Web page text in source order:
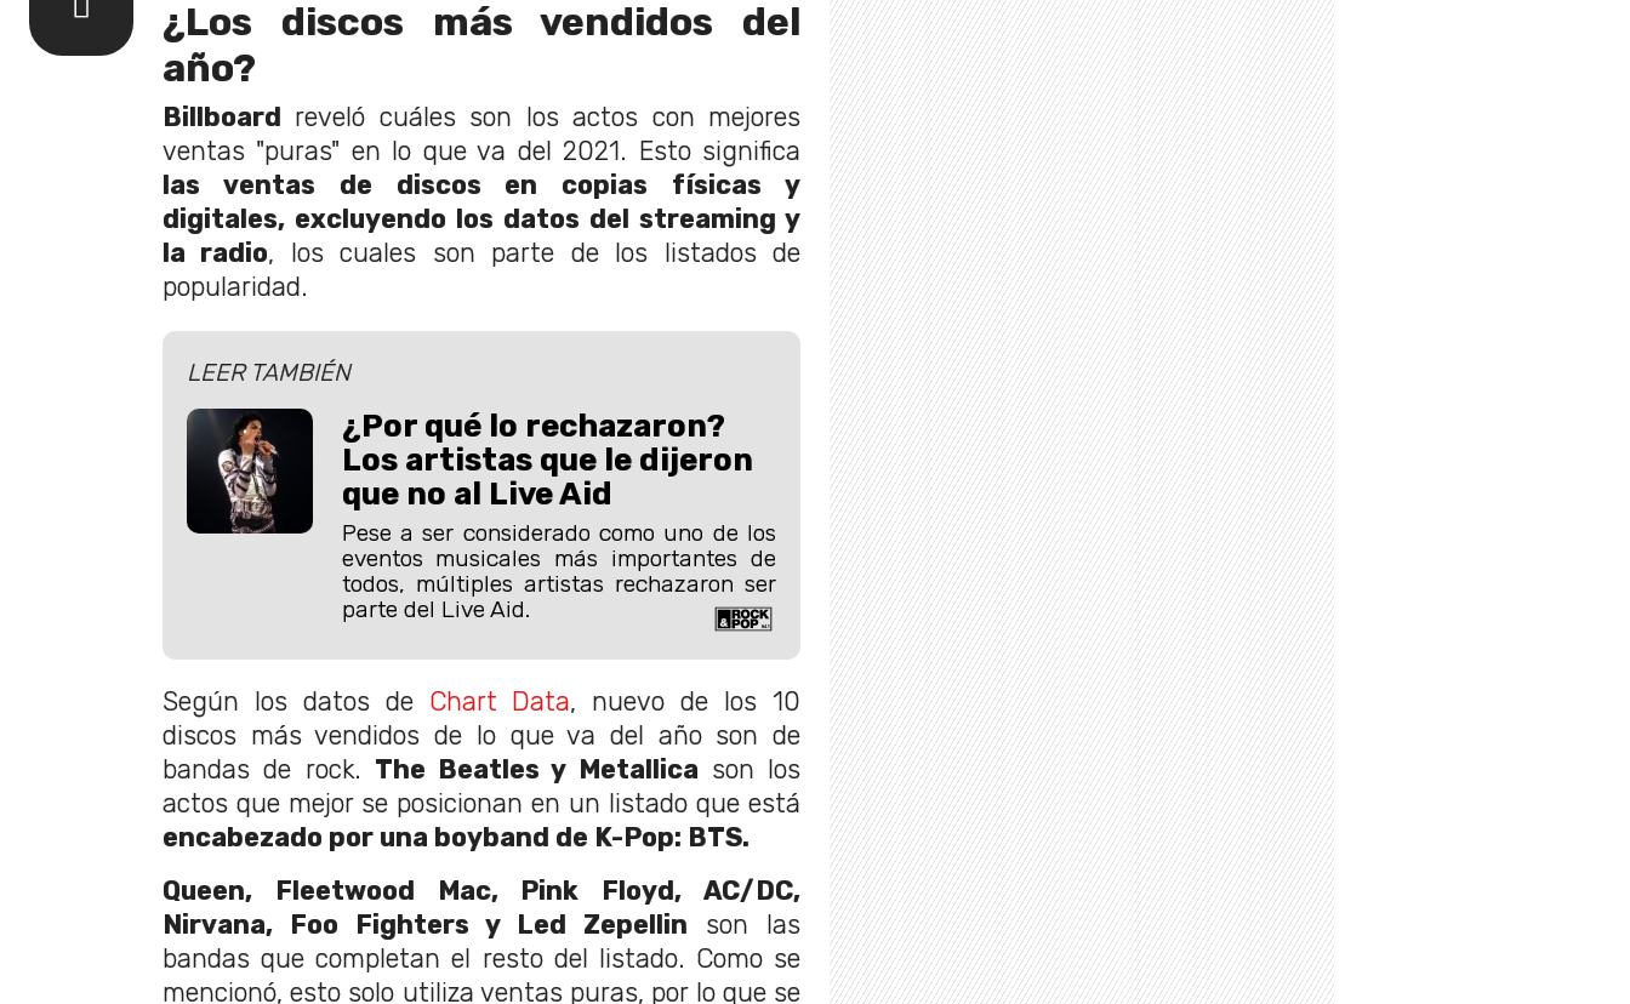
¿Los discos más vendidos del
año?
Billboard reveló cuáles son los actos con mejores
ventas "puras" en lo que va del 2021. Esto significa
las ventas de discos en copias físicas y
digitales, excluyendo los datos del streaming y
la radio, los cuales son parte de los listados de
popularidad.
LEER TAMBIÉN
¿Por qué lo rechazaron?
Los artistas que le dijeron
que no al Live Aid
Pese a ser considerado como uno de los
eventos musicales más importantes de
todos, múltiples artistas rechazaron ser
parte del Live Aid.
Según los datos de Chart Data, nuevo de los 10
discos más vendidos de lo que va del año son de
bandas de rock. The Beatles y Metallica son los
actos que mejor se posicionan en un listado que está
encabezado por una boyband de K-Pop: BTS.
Queen, Fleetwood Mac, Pink Floyd, AC/DC,
Nirvana, Foo Fighters y Led Zepellin son las
bandas que completan el resto del listado. Como se
mencionó, esto solo utiliza ventas puras, por lo que se